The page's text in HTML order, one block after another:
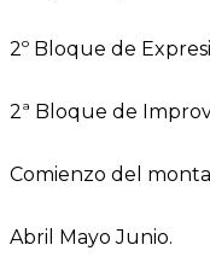
2º Bloque de
2ª Bloque de
Comienzo del
Abril Mayo Junio.